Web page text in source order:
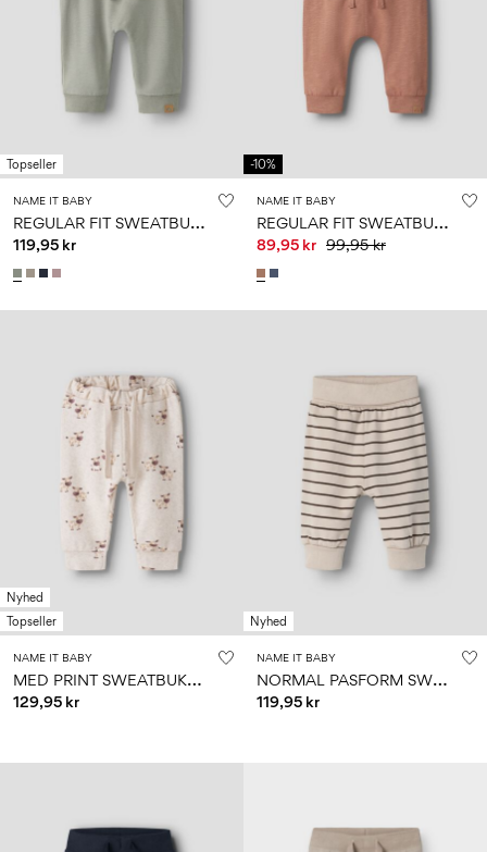
Topseller
NAME IT BABY
R
EGULAR FIT SWEATBUKSER
119,95 kr
-10%
NAME IT BABY
R
EGULAR FIT SWEATBUKSER
89,95 kr 99,95 kr
Nyhed
Topseller
NAME IT BABY
M
ED PRINT SWEATBUKSER
129,95 kr
Nyhed
NAME IT BABY
N
ORMAL PASFORM SWEATBUKSER
119,95 kr